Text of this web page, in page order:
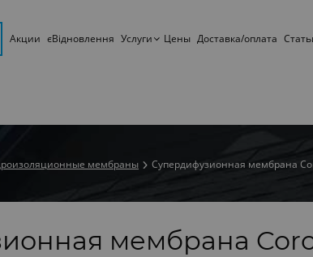
Акции єВідновлення Услуги Цены Доставка/оплата
мембраны Супердифузионная мембрана
мембрана